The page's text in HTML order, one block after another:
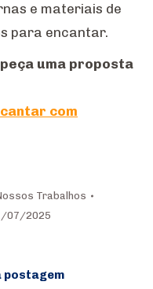
e materiais de
para encantar.
uma proposta
com
Trabalhos
07/2025
postagem